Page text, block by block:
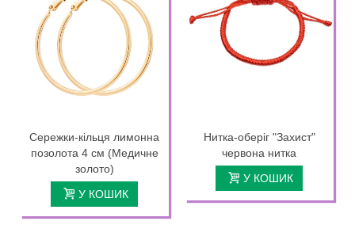
Сережки-кільця лимонна
позолота 4 см (Медичне
золото)
У КОШИК
Нитка-оберіг "Захист"
червона нитка
У КОШИК